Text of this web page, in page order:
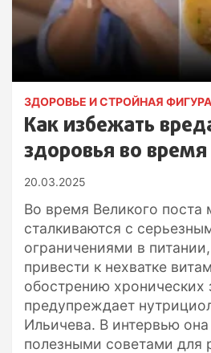
ЗДОРОВЬЕ И СТРОЙНАЯ ФИГУРА
Как избежать
здоровья во время
20.03.2025
Во время Великого поста
сталкиваются с
ограничениями в
привести к нехватке
обострению хронических
предупреждает
Ильичева. В интервью
полезными советами для